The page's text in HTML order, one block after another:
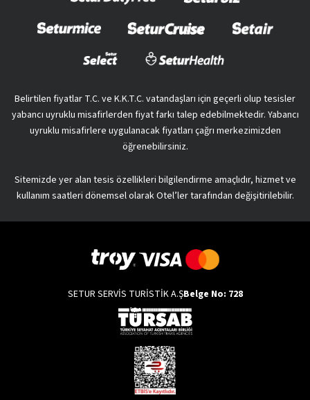
Belirtilen fiyatlar T.C. ve K.K.T.C. vatandaşları için geçerli olup tesisler
yabancı uyruklu misafirlerden fiyat farkı talep edebilmektedir. Yabancı
uyruklu misafirlere uygulanacak fiyatları çağrı merkezimizden
öğrenebilirsiniz.
Sitemizde yer alan tesis özellikleri bilgilendirme amaçlıdır, hizmet ve
kullanım saatleri dönemsel olarak Otel’ler tarafından değişitirilebilir.
SETUR SERVİS TURİSTİK A.ŞBelge No: 728